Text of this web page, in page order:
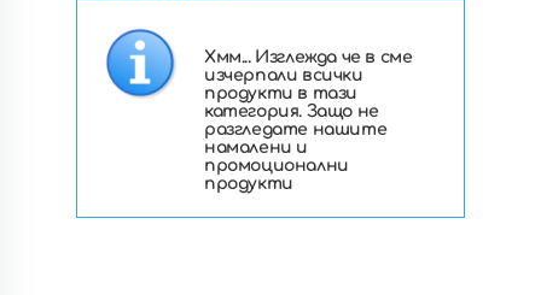
Хмм... Изглежда че в сме
изчерпали всички
продукти в тази
категория. Защо не
разгледате нашите
намалени и
промоционални
продукти